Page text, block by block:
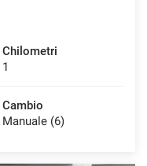
Chilometri
1
Cambio
Manuale (6)